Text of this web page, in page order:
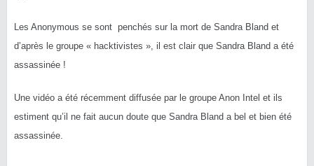
Les Anonymous se sont penchés sur la mort de Sandra Bland et
d’après le groupe « hacktivistes », il est clair que Sandra Bland a été
assassinée !
Une vidéo a été récemment diffusée par le groupe Anon Intel et ils
estiment qu’il ne fait aucun doute que Sandra Bland a bel et bien été
assassinée.